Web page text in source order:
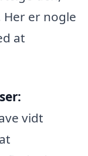
er nogle
at
vidt